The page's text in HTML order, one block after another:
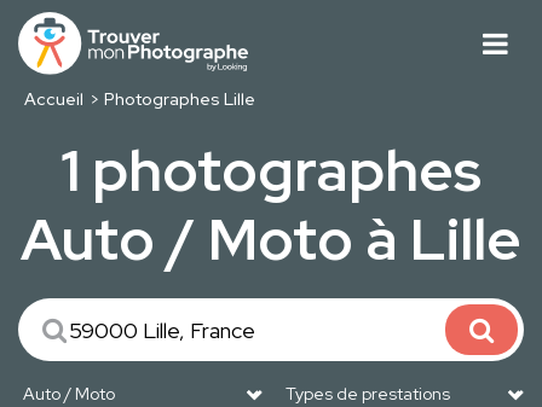
Accueil Photographes Lille
1 photographes
Auto / Moto à Lille